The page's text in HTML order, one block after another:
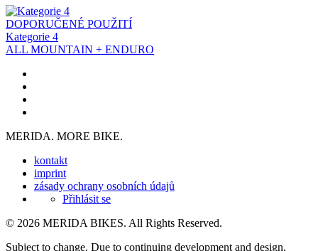
DOPORUČENÉ POUŽITÍ
Kategorie 4
ALL MOUNTAIN + ENDURO
MERIDA. MORE BIKE.
kontakt
imprint
zásady ochrany osobních údajů
Přihlásit se
© 2026 MERIDA BIKES. All Rights Reserved.
Subject to change. Due to continuing development and design,